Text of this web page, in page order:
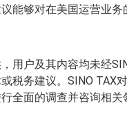
能够对在美国运营业
用户及其内容均未经
税务建议。SINO TAX
全面的调查并咨询相关